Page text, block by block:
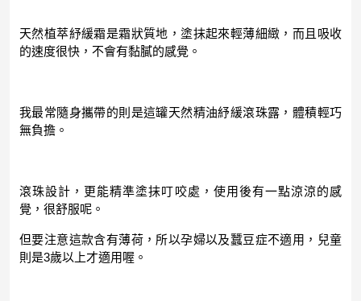
天然植萃紓緩霜是霜狀質地，塗抹起來輕薄細緻，而且吸收
的速度很快，不會有黏膩的感覺。
我最常隨身攜帶的則是這罐天然精油紓緩滾珠露，體積輕巧
無負擔。
滾珠設計，更能精準塗抹叮咬處，使用後有一點涼涼的感
覺，很舒服呢。
但要注意這款含有薄荷，所以孕婦以及蠶豆症不適用，兒童
則是3歲以上才適用喔。